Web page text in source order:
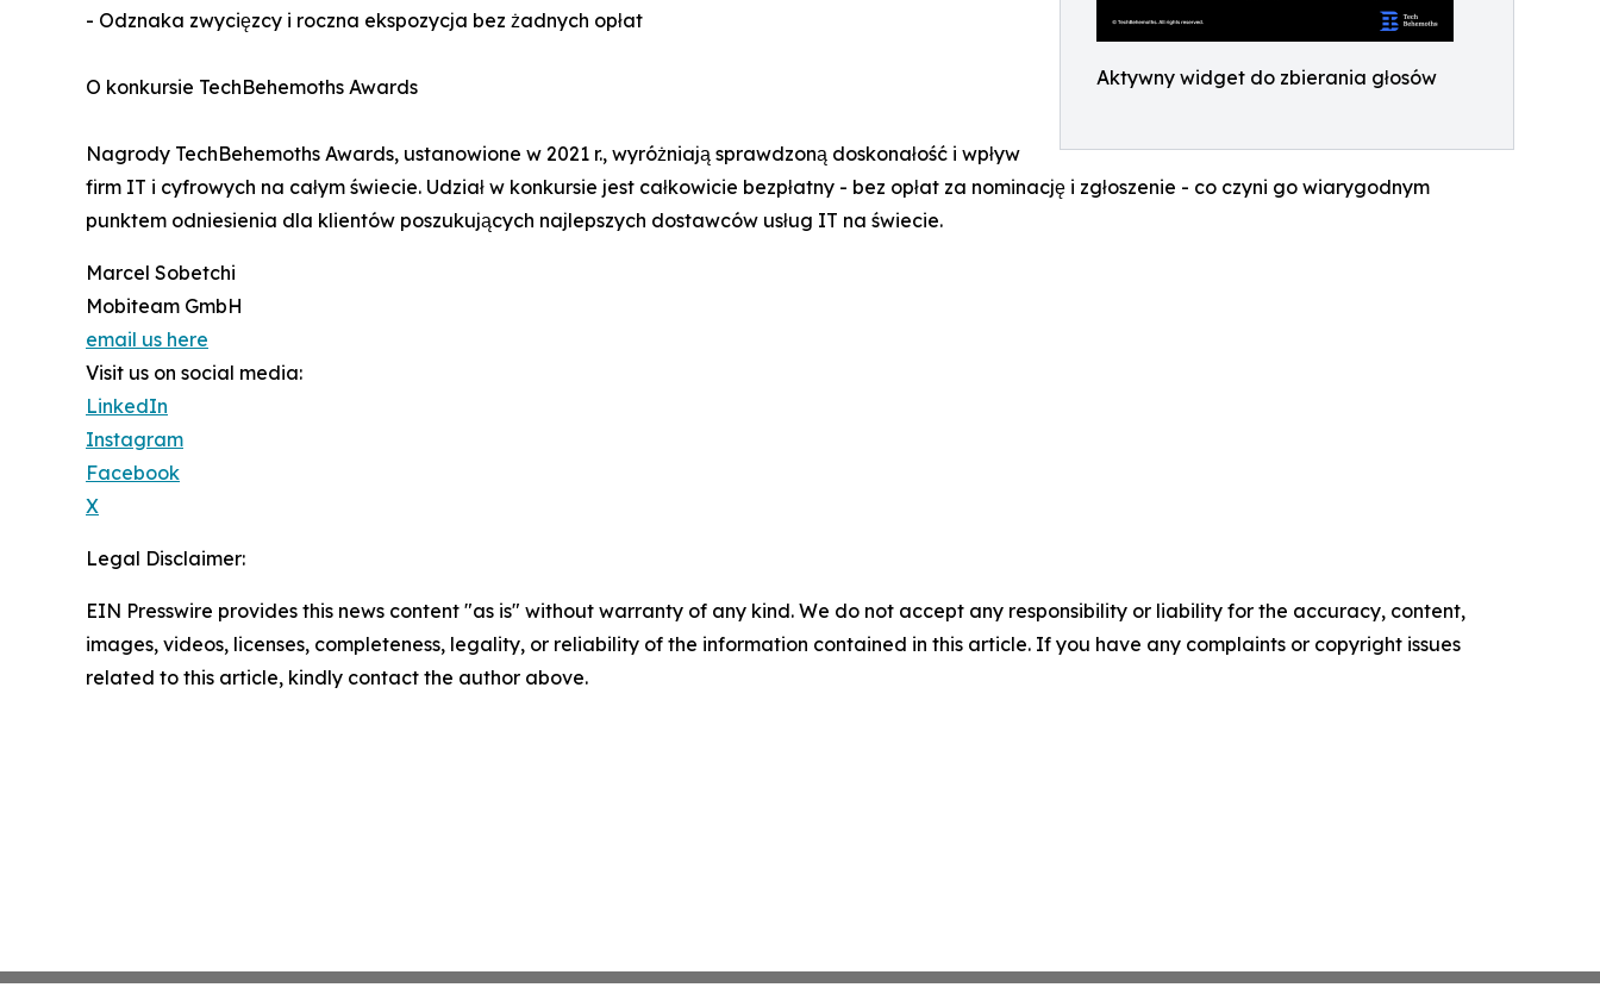
Aktywny widget do zbierania głosów
- Odznaka zwycięzcy i roczna ekspozycja bez żadnych opłat
O konkursie TechBehemoths Awards
Nagrody TechBehemoths Awards, ustanowione w 2021 r., wyróżniają sprawdzoną doskonałość i wpływ
firm IT i cyfrowych na całym świecie. Udział w konkursie jest całkowicie bezpłatny - bez opłat za nominację i zgłoszenie - co czyni go wiarygodnym
punktem odniesienia dla klientów poszukujących najlepszych dostawców usług IT na świecie.
Marcel Sobetchi
Mobiteam GmbH
email us here
Visit us on social media:
LinkedIn
Instagram
Facebook
X
Legal Disclaimer:
EIN Presswire provides this news content "as is" without warranty of any kind. We do not accept any responsibility or liability for the accuracy, content,
images, videos, licenses, completeness, legality, or reliability of the information contained in this article. If you have any complaints or copyright issues
related to this article, kindly contact the author above.